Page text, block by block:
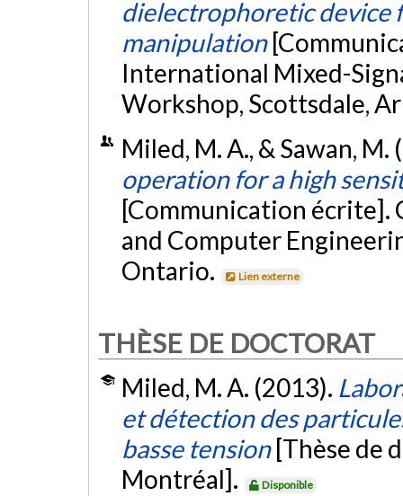
dielectrophoretic device
manipulation
International Mixed-
Workshop, Scottsdale,
Miled, M. A., & Sawan,
operation for a high
[Communication écrite].
and Computer
Ontario.
Lien externe
THÈSE DE DOCTORAT
Miled, M. A. (2013).
et détection des
basse tension [Thèse de
Montréal].
Disponible